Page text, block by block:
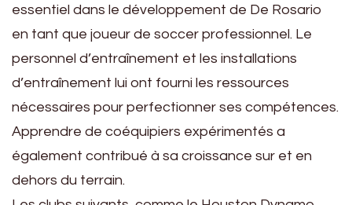
essentiel dans le développement de De Rosario
en tant que joueur de soccer professionnel. Le
personnel d’entraînement et les installations
d’entraînement lui ont fourni les ressources
nécessaires pour perfectionner ses compétences.
Apprendre de coéquipiers expérimentés a
également contribué à sa croissance sur et en
dehors du terrain.